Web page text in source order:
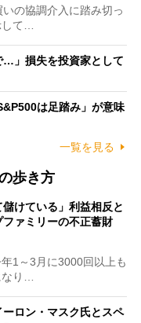
の協調介入に踏み切っ
して…
…」損失を投資家として
は足踏み」が意味
一覧を見る
歩き方
儲けている」利益相反と
ァミリーの不正蓄財
1～3月に3000回以上も
なり…
ーロン・マスク氏とスペ